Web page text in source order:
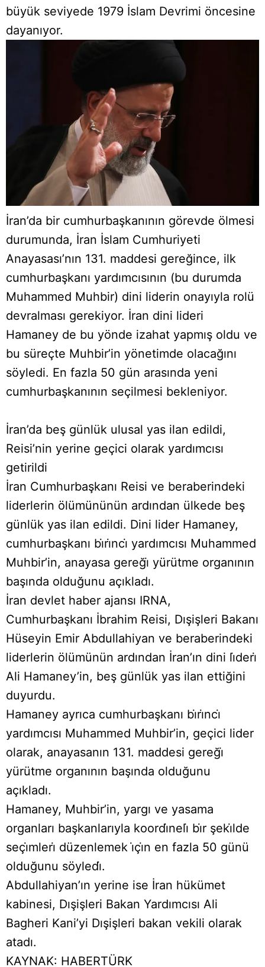
büyük seviyede 1979 İslam Devrimi öncesine
dayanıyor.
İran’da bir cumhurbaşkanının görevde ölmesi
durumunda, İran İslam Cumhuriyeti
Anayasası’nın 131. maddesi gereğince, ilk
cumhurbaşkanı yardımcısının (bu durumda
Muhammed Muhbir) dini liderin onayıyla rolü
devralması gerekiyor. İran dini lideri
Hamaney de bu yönde izahat yapmış oldu ve
bu süreçte Muhbir’in yönetimde olacağını
söyledi. En fazla 50 gün arasında yeni
cumhurbaşkanının seçilmesi bekleniyor.
İran’da beş günlük ulusal yas ilan edildi,
Reisi’nin yerine geçici olarak yardımcısı
getirildi
İran Cumhurbaşkanı Reisi ve beraberindeki
liderlerin ölümününün ardından ülkede beş
günlük yas ilan edildi. Dini lider Hamaney,
cumhurbaşkanı bı̇rı̇ncı̇ yardımcısı Muhammed
Muhbir’in, anayasa gereğı̇ yürütme organının
başında olduğunu açıkladı.
İran devlet haber ajansı IRNA,
Cumhurbaşkanı İbrahim Reisi, Dışişleri Bakanı
Hüseyin Emir Abdullahiyan ve beraberindeki
liderlerin ölümünün ardından İran’ın dini lı̇derı̇
Ali Hamaney’in, beş günlük yas ilan ettiğini
duyurdu.
Hamaney ayrıca cumhurbaşkanı bı̇rı̇ncı̇
yardımcısı Muhammed Muhbir’in, geçici lider
olarak, anayasanın 131. maddesi gereğı̇
yürütme organının başında olduğunu
açıkladı.
Hamaney, Muhbir’in, yargı ve yasama
organları başkanlarıyla koordı̇nelı̇ bı̇r şekı̇lde
seçı̇mlerı̇ düzenlemek ı̇çı̇n en fazla 50 günü
olduğunu söyledı̇.
Abdullahiyan’ın yerine ise İran hükümet
kabinesi, Dışişleri Bakan Yardımcısı Ali
Bagheri Kani’yi Dışişleri bakan vekili olarak
atadı.
KAYNAK: HABERTÜRK